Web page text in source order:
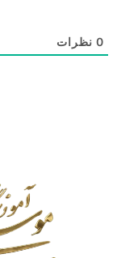
0 نظرات